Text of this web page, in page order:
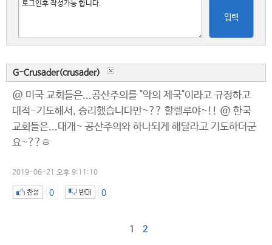
입력
G-Crusader(crusader)
@ 미국 교회들은...공산주의를 "악의 제국"이라고 규정하고
대적-기도해서, 승리했습니다만~?? 할렐루야~!! @ 한국
교회들은...대개~ 공산주의와 하나되게 해달라고 기도하더군
요~??ㅎ
2019-06-21 오후 9:11:10
0 0
1 2